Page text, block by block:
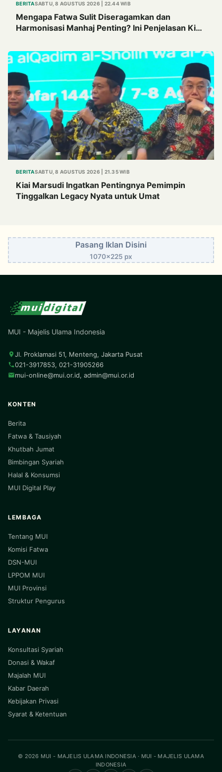
BERITASABTU, 8 AGUSTUS 2026 | 22.44 WIB
Mengapa Fatwa Sulit Diseragamkan dan
Harmonisasi Manhaj Penting? Ini Penjelasan Kiai
BERITASABTU, 8 AGUSTUS 2026 | 21.35 WIB
Kiai Marsudi Ingatkan Pentingnya Pemimpin
Tinggalkan Legacy Nyata untuk Umat
Pasang Iklan Disini
1070x225 px
MUI - Majelis Ulama Indonesia
Jl. Proklamasi 51, Menteng, Jakarta Pusat
021-3917853, 021-31905266
mui-online@mui.or.id, admin@mui.or.id
KONTEN
Berita
Fatwa & Tausiyah
Khutbah Jumat
Bimbingan Syariah
Halal & Konsumsi
MUI Digital Play
LEMBAGA
Tentang MUI
Komisi Fatwa
DSN-MUI
LPPOM MUI
MUI Provinsi
Struktur Pengurus
LAYANAN
Konsultasi Syariah
Donasi & Wakaf
Majalah MUI
Kabar Daerah
Kebijakan Privasi
Syarat & Ketentuan
© 2026 MUI - MAJELIS ULAMA INDONESIA · MUI - MAJELIS ULAMA
INDONESIA